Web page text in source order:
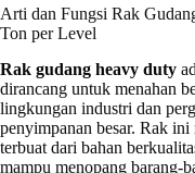
Arti dan Fungsi Rak
Ton per Level
Rak gudang heavy duty
dirancang untuk menahan
lingkungan industri dan
penyimpanan besar. Rak
terbuat dari bahan
mampu menopang barang-